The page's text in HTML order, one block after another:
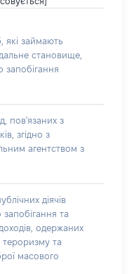
які займають
становище,
запобігання
пов'язаних з
згідно з
агентством з
діячів
та
одержаних
та
масового